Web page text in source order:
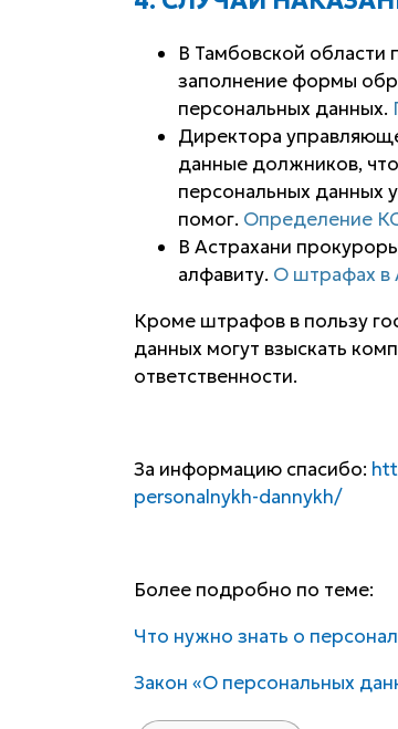
В Тамбовской
заполнение формы
персональных данных.
Директора
данные должников,
персональных данных
помог. Определение
В Астрахани
алфавиту. О штрафах в
Кроме штрафов в пользу
данных могут взыскать
ответственности.
За информацию спасибо:
personalnykh-dannykh/
Более подробно по теме:
Что нужно знать о
Закон «О персональных